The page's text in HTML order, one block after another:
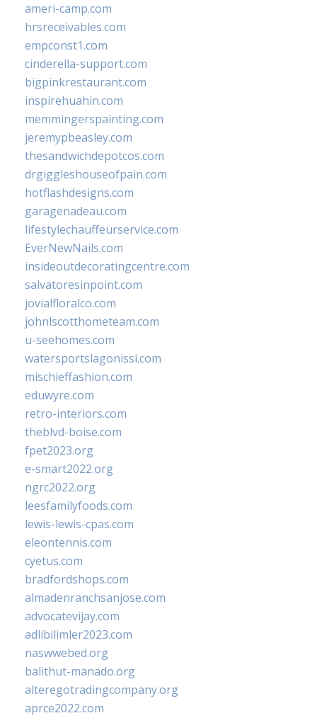
ameri-camp.com
hrsreceivables.com
empconst1.com
cinderella-support.com
bigpinkrestaurant.com
inspirehuahin.com
memmingerspainting.com
jeremypbeasley.com
thesandwichdepotcos.com
drgiggleshouseofpain.com
hotflashdesigns.com
garagenadeau.com
lifestylechauffeurservice.com
EverNewNails.com
insideoutdecoratingcentre.com
salvatoresinpoint.com
jovialfloralco.com
johnlscotthometeam.com
u-seehomes.com
watersportslagonissi.com
mischieffashion.com
eduwyre.com
retro-interiors.com
theblvd-boise.com
fpet2023.org
e-smart2022.org
ngrc2022.org
leesfamilyfoods.com
lewis-lewis-cpas.com
eleontennis.com
cyetus.com
bradfordshops.com
almadenranchsanjose.com
advocatevijay.com
adlibilimler2023.com
naswwebed.org
balithut-manado.org
alteregotradingcompany.org
aprce2022.com